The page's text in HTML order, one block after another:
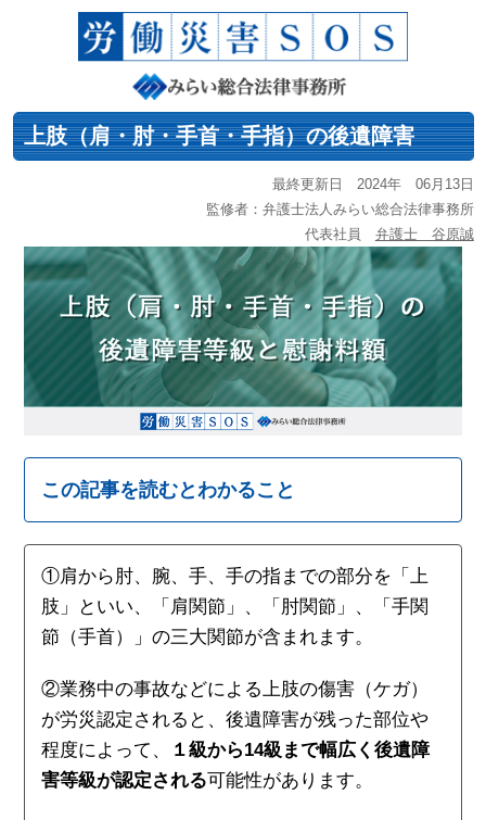
上肢（肩・肘・手首・手指）の後遺障害
最終更新日 2024年 06月13日
監修者：弁護士法人みらい総合法律事務所
代表社員 弁護士 谷原誠
この記事を読むとわかること
①肩から肘、腕、手、手の指までの部分を「上
肢」といい、「肩関節」、「肘関節」、「手関
節（手首）」の三大関節が含まれます。
②業務中の事故などによる上肢の傷害（ケガ）
が労災認定されると、後遺障害が残った部位や
程度によって、
１級から14級まで幅広く後遺障
害等級が認定される可能性があります。